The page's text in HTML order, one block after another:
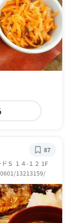
Ｓ １４-１２ 1F
13213159/
87